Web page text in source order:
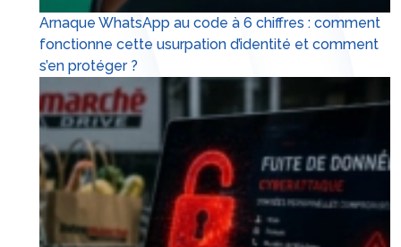
Arnaque WhatsApp au code à 6 chiffres : comment
fonctionne cette usurpation d’identité et comment
s’en protéger ?